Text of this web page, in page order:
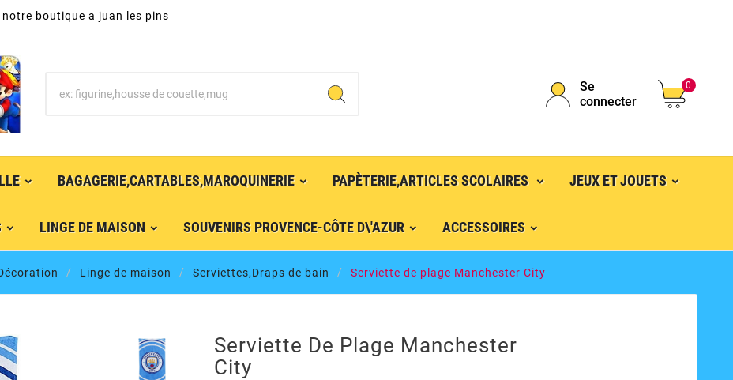
boutique a juan les pins
Se
connecter
0
BAGAGERIE,CARTABLES,MAROQUINERIE PAPÈTERIE,ARTICLES SCOLAIRES JEUX ET JOUETS
LINGE DE MAISON SOUVENIRS PROVENCE-CÔTE D\'AZUR ACCESSOIRES
Linge de maison Serviettes,Draps de bain Serviette de plage Manchester City
Serviette De Plage Manchester
City